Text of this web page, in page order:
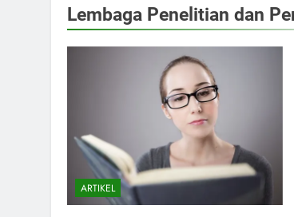
Lembaga Penelitian dan
ARTIKEL